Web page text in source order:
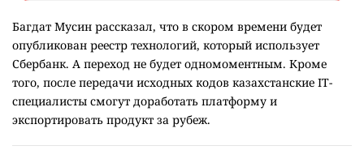
Багдат Мусин рассказал, что в скором времени будет
опубликован реестр технологий, который использует
Сбербанк. А переход не будет одномоментным. Кроме
того, после передачи исходных кодов казахстанские IT-
специалисты смогут доработать платформу и
экспортировать продукт за рубеж.